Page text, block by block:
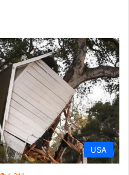
USA